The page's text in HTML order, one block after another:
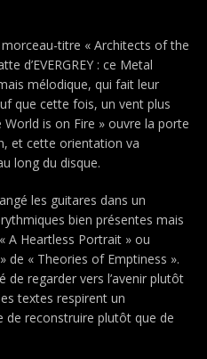
titre « Architects of the
d’EVERGREY : ce Metal
mélodique, qui fait leur
que cette fois, un vent plus
World is on Fire » ouvre la porte
et cette orientation va
long du disque.
les guitares dans un
bien présentes mais
A Heartless Portrait » ou
de « Theories of Emptiness ».
de regarder vers l’avenir plutôt
textes respirent un
de reconstruire plutôt que de